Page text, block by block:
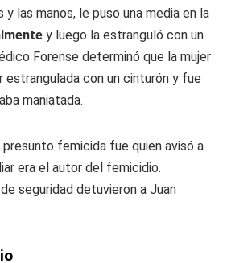
las manos, le puso una media en la
y luego la estranguló con un
Forense determinó que la mujer
estrangulada con un cinturón y fue
maniatada.
presunto femicida fue quien avisó a
era el autor del femicidio.
seguridad detuvieron a Juan